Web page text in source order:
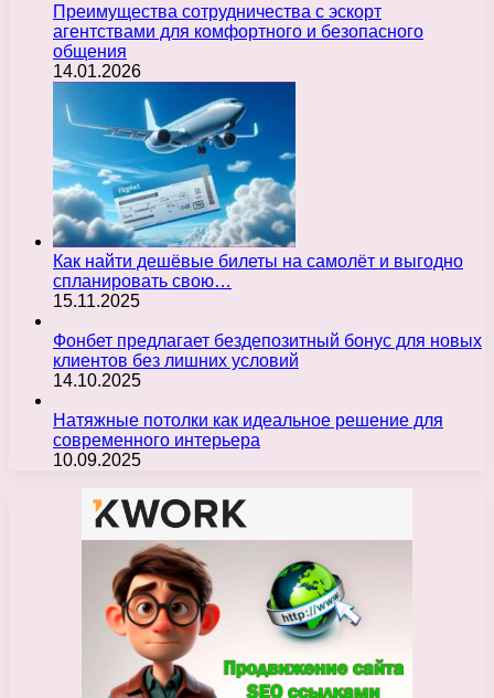
Преимущества сотрудничества с эскорт
агентствами для комфортного и безопасного
общения
14.01.2026
Как найти дешёвые билеты на самолёт и выгодно
спланировать свою…
15.11.2025
Фонбет предлагает бездепозитный бонус для новых
клиентов без лишних условий
14.10.2025
Натяжные потолки как идеальное решение для
современного интерьера
10.09.2025